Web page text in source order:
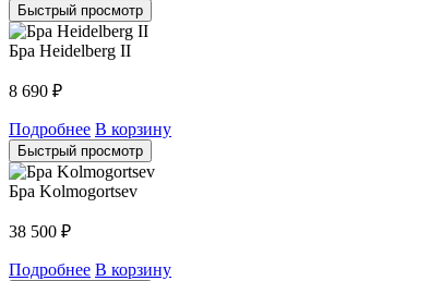
Быстрый просмотр
Бра Heidelberg II
8 690 ₽
Подробнее В корзину
Быстрый просмотр
Бра Kolmogortsev
38 500 ₽
Подробнее В корзину